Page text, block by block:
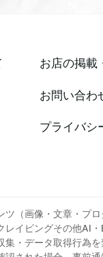
お店の掲載
お問い合わ
プライバシ
ツ（画像・文章・プ
レイピングその他AI
集・データ取得行為